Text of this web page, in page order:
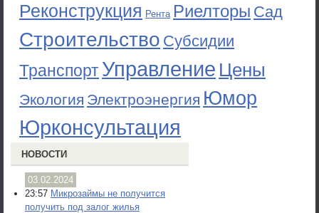
Реконструкция Рента Риелторы Сад
Строительство Субсидии
ТранспортУправление Цены
Экология Электроэнергия Юмор
Юрконсультация
НОВОСТИ
03.02.2024
23:57 Микрозаймы не получится
получить под залог жилья